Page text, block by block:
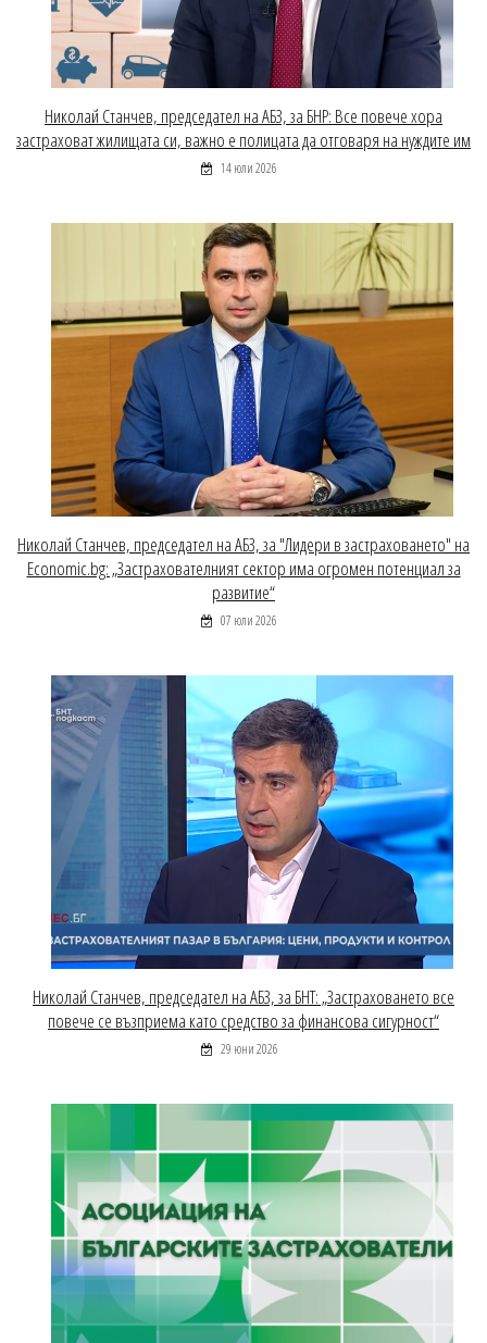
Николай Станчев, председател на АБЗ, за БНР: Все повече хора
застраховат жилищата си, важно е полицата да отговаря на нуждите им
14 юли 2026
Николай Станчев, председател на АБЗ, за "Лидери в застраховането" на
Economic.bg: „Застрахователният сектор има огромен потенциал за
развитие“
07 юли 2026
Николай Станчев, председател на АБЗ, за БНТ: „Застраховането все
повече се възприема като средство за финансова сигурност“
29 юни 2026